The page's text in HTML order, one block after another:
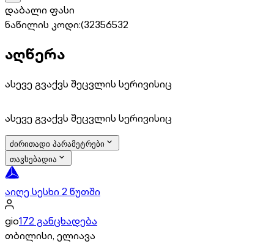
დაბალი ფასი
ნაწილის კოდი:(32356532
აღწერა
ასევე გვაქვს შეცვლის სერივისიც
ასევე გვაქვს შეცვლის სერივისიც
ძირითადი პარამეტრები
თავსებადია
აიღე სესხი 2 წუთში
gio172 განცხადება
თბილისი, ელიავა